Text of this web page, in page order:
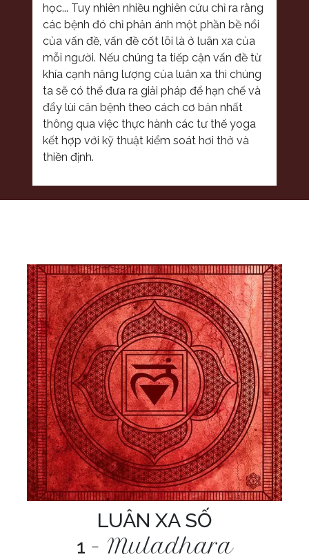
học... Tuy nhiên nhiều nghiên cứu chỉ ra rằng
các bệnh đó chỉ phản ánh một phần bề nổi
của vấn đề, vấn đề cốt lõi là ở luân xa của
mỗi người. Nếu chúng ta tiếp cận vấn đề từ
khía cạnh năng lượng của luân xa thì chúng
ta sẽ có thể đưa ra giải pháp để hạn chế và
đẩy lùi căn bệnh theo cách cơ bản nhất
thông qua việc thực hành các tư thế yoga
kết hợp với kỹ thuật kiểm soát hơi thở và
thiền định.
LUÂN XA SỐ
1 - Muladhara